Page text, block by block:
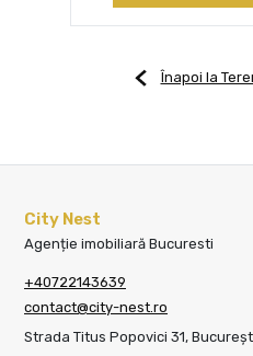
Înapoi la
City Nest
Agenție imobiliară Bucuresti
+40722143639
contact@city-nest.ro
Strada Titus Popovici 31,